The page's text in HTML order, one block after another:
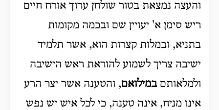
והעצה נמצאת בטור שולחן ערוך אורח חיים
ריש סימן א' יעויין שם ובכמה מקומות
בתניא, ובמלות קצרות הוא, אשר תלמיד
ישיבה צריך לשמוע להוראת ראש הישיבה
ולמלאותםבמילואם, והטענה אשר יצר הרע
אינו מניח, אינה טענה, כי לכל איש יש נפש